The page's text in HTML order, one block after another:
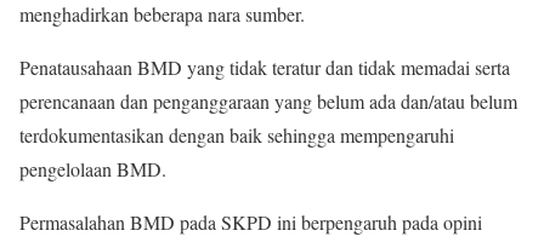
menghadirkan beberapa nara sumber.
Penatausahaan BMD yang tidak teratur dan tidak memadai serta
perencanaan dan penganggaraan yang belum ada dan/atau belum
terdokumentasikan dengan baik sehingga mempengaruhi
pengelolaan BMD.
Permasalahan BMD pada SKPD ini berpengaruh pada opini